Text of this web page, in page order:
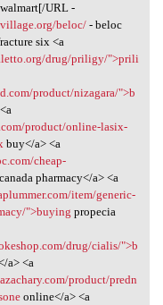
URL -
beloc/- beloc
six <a
drug/priligy/">prili
product/nizagara/">b
product/online-lasix-
buy</a> <a
cheap-
pharmacy</a> <a
item/generic-
">buying propecia
drug/cialis/">b
a> <a
product/predn
online</a> <a